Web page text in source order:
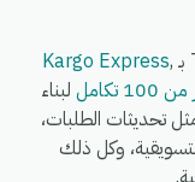
Kargo Express,
تكامل
لبناء
تحديثات الطلبات،
وكل ذلك